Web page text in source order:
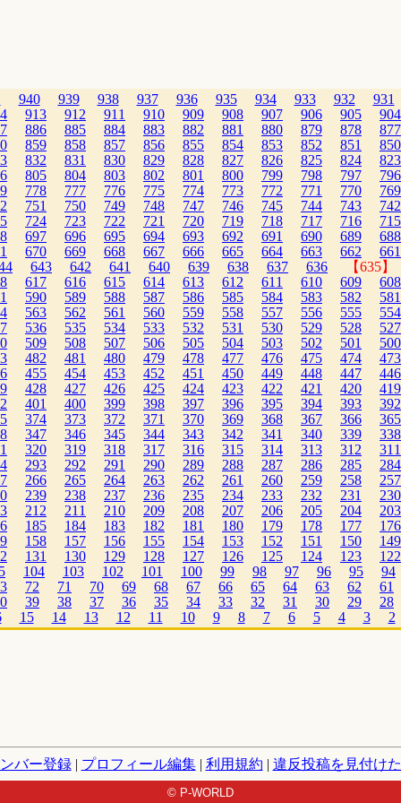
940 939 938 937 936 935 934 933 932 931
913 912 911 910 909 908 907 906 905 904
886 885 884 883 882 881 880 879 878 877
859 858 857 856 855 854 853 852 851 850
832 831 830 829 828 827 826 825 824 823
805 804 803 802 801 800 799 798 797 796
778 777 776 775 774 773 772 771 770 769
751 750 749 748 747 746 745 744 743 742
724 723 722 721 720 719 718 717 716 715
697 696 695 694 693 692 691 690 689 688
670 669 668 667 666 665 664 663 662 661
643 642 641 640 639 638 637 636 【635】
617 616 615 614 613 612 611 610 609 608
590 589 588 587 586 585 584 583 582 581
563 562 561 560 559 558 557 556 555 554
536 535 534 533 532 531 530 529 528 527
509 508 507 506 505 504 503 502 501 500
482 481 480 479 478 477 476 475 474 473
455 454 453 452 451 450 449 448 447 446
428 427 426 425 424 423 422 421 420 419
401 400 399 398 397 396 395 394 393 392
374 373 372 371 370 369 368 367 366 365
347 346 345 344 343 342 341 340 339 338
320 319 318 317 316 315 314 313 312 311
293 292 291 290 289 288 287 286 285 284
266 265 264 263 262 261 260 259 258 257
239 238 237 236 235 234 233 232 231 230
212 211 210 209 208 207 206 205 204 203
185 184 183 182 181 180 179 178 177 176
158 157 156 155 154 153 152 151 150 149
131 130 129 128 127 126 125 124 123 122
104 103 102 101 100 99 98 97 96 95 94
72 71 70 69 68 67 66 65 64 63 62 61
39 38 37 36 35 34 33 32 31 30 29 28
15 14 13 12 11 10 9 8 7 6 5 4 3 2
ンバー登録| プロフィール編集| 利用規約 | 違反投稿を見付け
© P-WORLD